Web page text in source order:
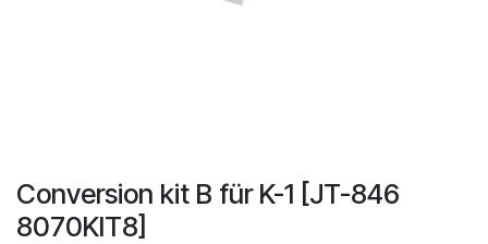
Conversion kit B für K-1 [JT-846
8070KIT8]